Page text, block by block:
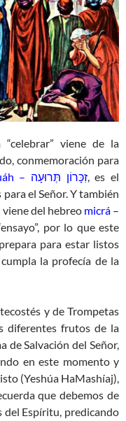
viene de la
conmemoración para
zicarón teruáh – זִכָּרוֹן תְּרוּעָה, es el
el Señor. Y también
viene del hebreo micrá –
por lo que este
para estar listos
la profecía de la
y de Trompetas
diferentes frutos de la
de Salvación del Señor,
en este momento y
(Yeshúa HaMashíaj),
que debemos de
del Espíritu, predicando